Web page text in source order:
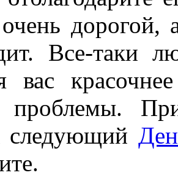
дорогой,
Все-таки
вас
проблемы.
следующий